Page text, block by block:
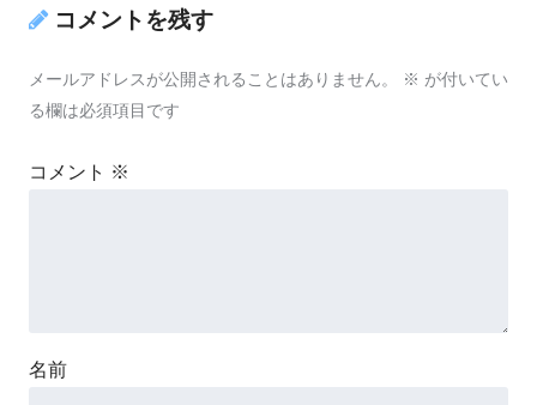
コメントを残す
メールアドレスが公開されることはありません。 ※ が付いてい
る欄は必須項目です
コメント ※
名前